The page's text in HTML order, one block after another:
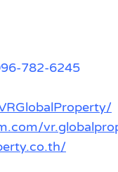
782-6245